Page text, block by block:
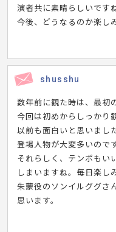
演者共に素晴らしいです
今後、どうなるのか楽し
shusshu
数年前に観た時は、最初
今回は初めからしっかり
以前も面白いと思いまし
登場人物が大変多いので
それらしく、テンポもい
しまいますね。毎日楽し
朱蒙役のソンイルググさ
思います。